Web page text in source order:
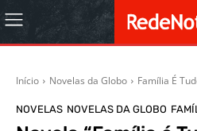
Início Novelas da Globo Família É
NOVELAS NOVELAS DA GLOBO